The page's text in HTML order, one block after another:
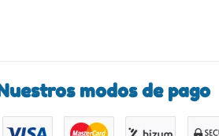
modos de pago